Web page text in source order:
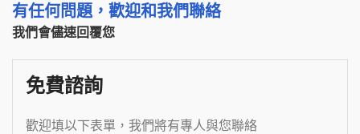
有任何問題，歡迎和我們聯絡
我們會儘速回覆您
免費諮詢
歡迎填以下表單，我們將有專人與您聯絡